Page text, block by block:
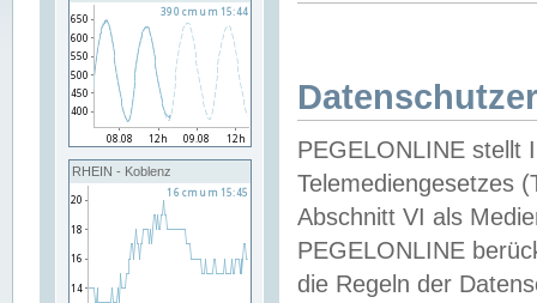
RHEIN - Koblenz
PEGELONLINE stellt
Telemediengesetzes
Abschnitt VI als
PEGELONLINE
die Regeln der